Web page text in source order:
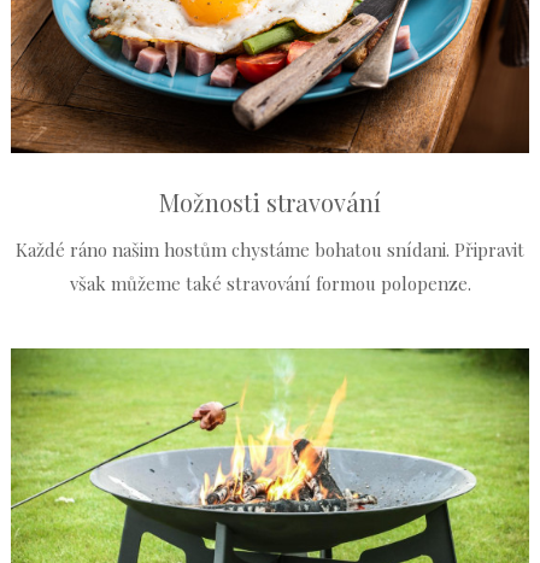
Možnosti stravování
Každé ráno našim hostům chystáme bohatou snídani. Připravit
však můžeme také stravování formou polopenze.